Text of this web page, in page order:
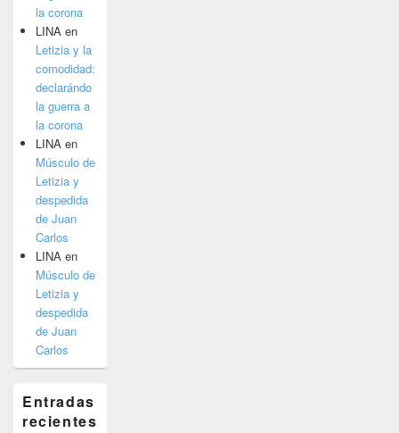
la corona
LINA en
Letizia y la
comodidad:
declarándo
la guerra a
la corona
LINA en
Músculo de
Letizia y
despedida
de Juan
Carlos
LINA en
Músculo de
Letizia y
despedida
de Juan
Carlos
Entradas
recientes